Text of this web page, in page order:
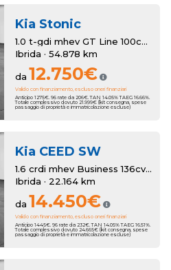
Kia Stonic
1.0 t-gdi mhev GT Line 100cv mt
Ibrida · 54.878 km
da 12.750€
Valido con finanziamento, escluso oneri finanziari
Anticipo 1275€. 96 rate da 206€. TAN 14.05% TAEG 16.66%.
Totale complessivo dovuto 21.999€ (kit consegna, spese
passaggio di proprietà e immatricolazione escluse)
Kia CEED SW
1.6 crdi mhev Business 136cv dct
Ibrida · 22.164 km
da 14.450€
Valido con finanziamento, escluso oneri finanziari
Anticipo 1445€. 96 rate da 232€. TAN 14.05% TAEG 16.51%.
Totale complessivo dovuto 24.665€ (kit consegna, spese
passaggio di proprietà e immatricolazione escluse)